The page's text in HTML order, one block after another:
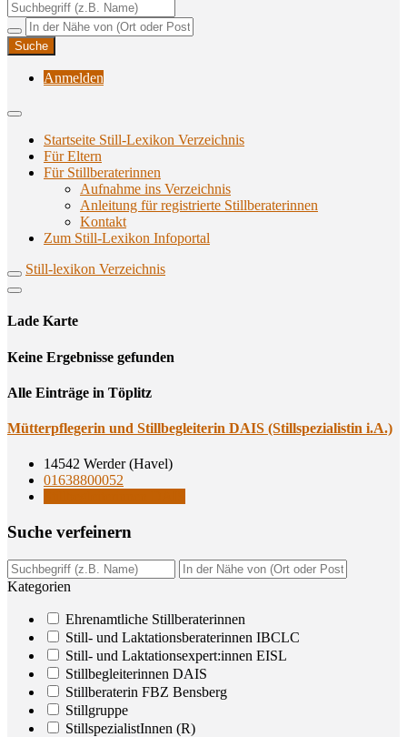
Still-lexikon Verzeichnis
Unterstützungsangebote rund ums Stillen
Anmelden
Startseite Still-Lexikon Verzeichnis
Für Eltern
Für Stillberaterinnen
Aufnahme ins Verzeichnis
Anlei­tung für regis­trier­te Stillberaterinnen
Kon­takt
Zum Still-Lexikon Infoportal
Still-lexikon Verzeichnis
Lade Karte
Кeine Ergebnisse gefunden
Alle Einträge in Töplitz
Müt­ter­pfle­ge­rin und Still­be­glei­te­rin DAIS (Still­spe­zia­lis­tin i.A.)
14542 Werder (Havel)
01638800052
Suche ver­fei­nern
Kategorien
Ehrenamtliche Stillberaterinnen
Still- und Laktationsberaterinnen IBCLC
Still- und Laktationsexpert:innen EISL
Stillbegleiterinnen DAIS
Stillberaterin FBZ Bensberg
Stillgruppe
StillspezialistInnen (R)